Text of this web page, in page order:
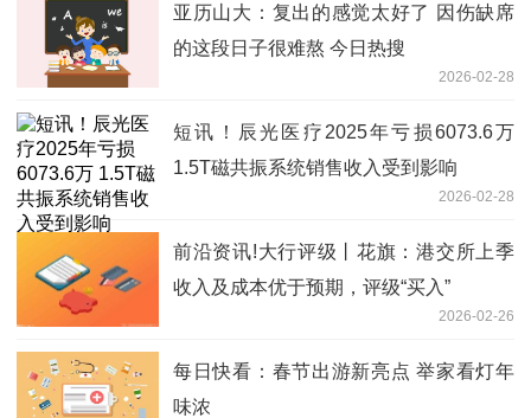
亚历山大：复出的感觉太好了 因伤缺席
的这段日子很难熬 今日热搜
2026-02-28
短讯！辰光医疗2025年亏损6073.6万
1.5T磁共振系统销售收入受到影响
2026-02-28
前沿资讯!大行评级丨花旗：港交所上季
收入及成本优于预期，评级“买入”
2026-02-26
每日快看：春节出游新亮点 举家看灯年
味浓